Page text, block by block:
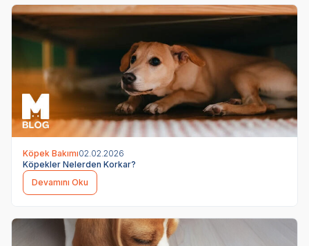
Köpek Bakımı02.02.2026
Köpekler Nelerden Korkar?
Devamını Oku